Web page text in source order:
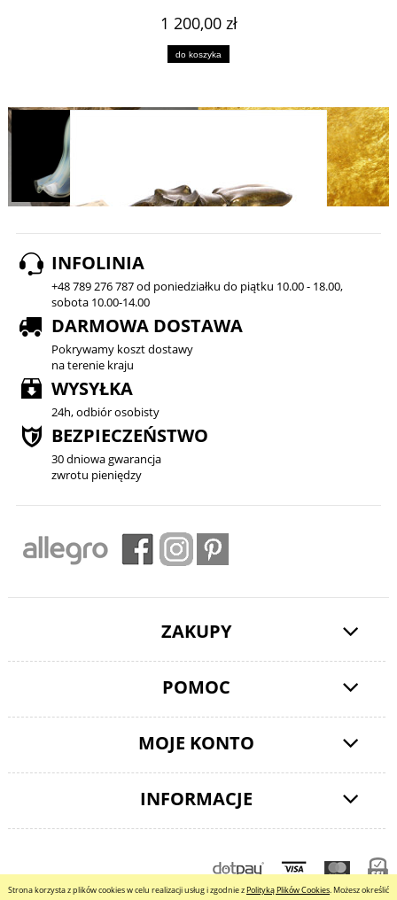
Strona korzysta z plików cookies w celu realizacji usług i zgodnie zPolityką Plików Cookies. Możesz określić
1 200,00 zł
do koszyka
INFOLINIA
+48 789 276 787 od poniedziałku do piątku 10.00 - 18.00,
sobota 10.00-14.00
DARMOWA DOSTAWA
Pokrywamy koszt dostawy
na terenie kraju
WYSYŁKA
24h, odbiór osobisty
BEZPIECZEŃSTWO
30 dniowa gwarancja
zwrotu pieniędzy
ZAKUPY
POMOC
MOJE KONTO
INFORMACJE
pokaż pełną wersję strony